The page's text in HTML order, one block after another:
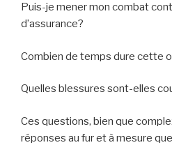
Puis-je mener mon combat
d’assurance?
Combien de temps dure cette
Quelles blessures sont-elles
Ces questions, bien que
réponses au fur et à mesure